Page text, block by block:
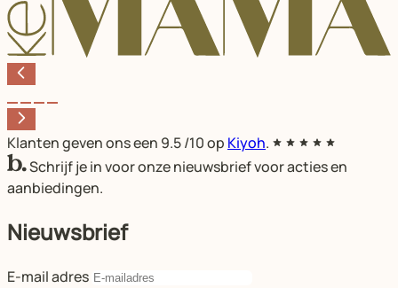
Klanten geven ons een 9.5/10 op Kiyoh.
Schrijf je in voor onze nieuwsbrief voor acties en
aanbiedingen.
Nieuwsbrief
E-mail adres